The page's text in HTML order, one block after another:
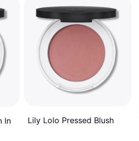
In
Lily Lolo Pressed Blush